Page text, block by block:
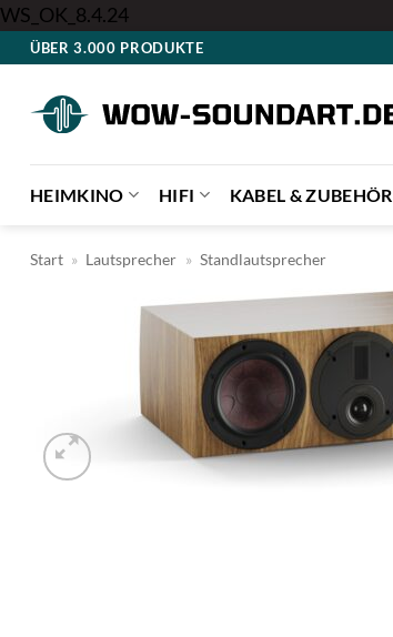
WS_OK_8.4.24Zum
Inhalt
ÜBER 3.000 PRODUKTE
HEIMKINO HIFI KABEL & ZUBEHÖR
Start » Lautsprecher » Standlautsprecher